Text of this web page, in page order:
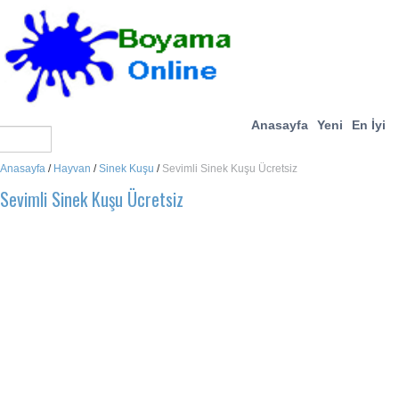
Anasayfa Yeni En İyi
Anasayfa / Hayvan /Sinek Kuşu / Sevimli Sinek Kuşu Ücretsiz
Sevimli Sinek Kuşu Ücretsiz